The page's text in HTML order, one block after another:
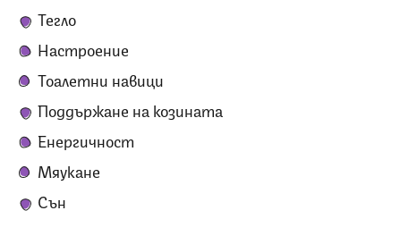
Тегло
Настроение
Тоалетни навици
Поддържане на козината
Енергичност
Мяукане
Сън